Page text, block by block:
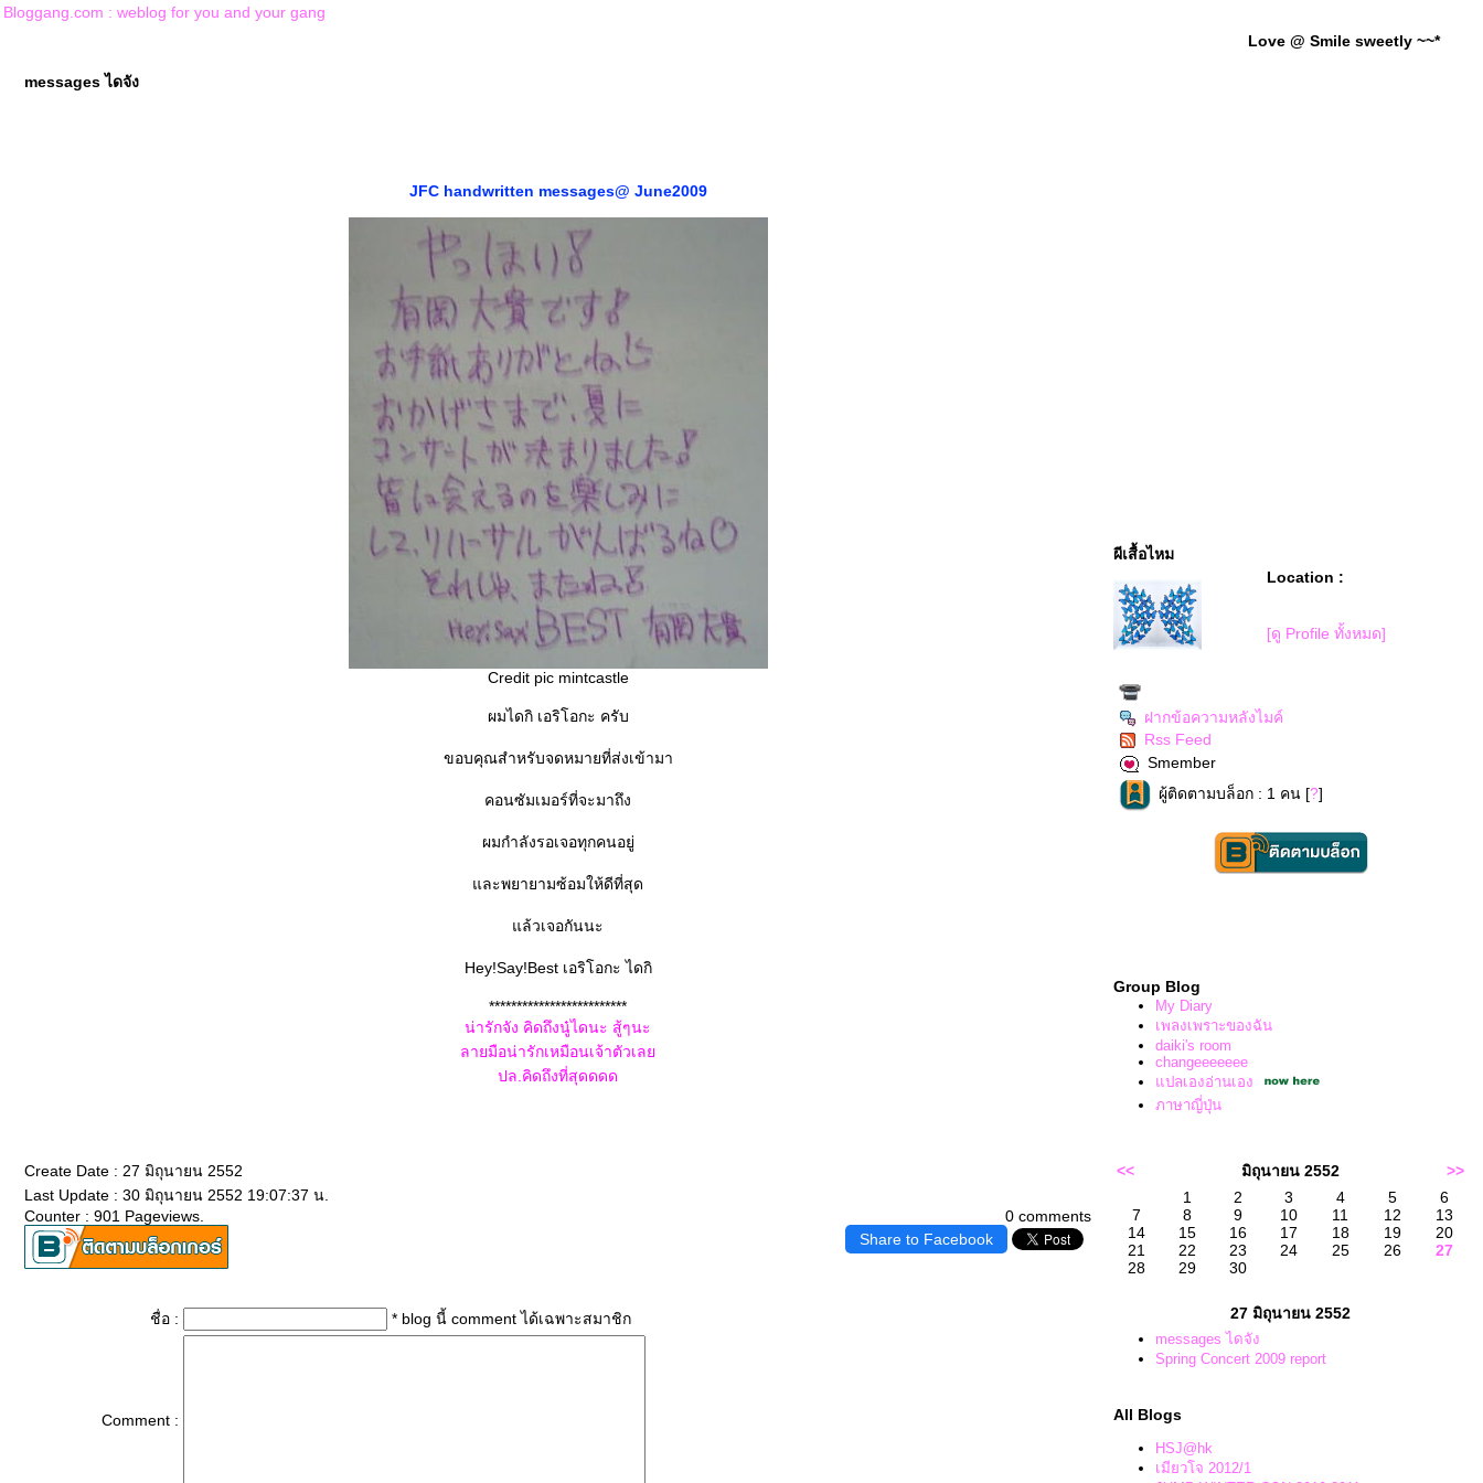
Bloggang.com : weblog for you and your gang
Love @ Smile sweetly ~~*
messages ไดจัง
JFC handwritten messages@ June2009
Credit pic mintcastle
ผมไดกิ เอริโอกะ ครับ
ขอบคุณสำหรับจดหมายที่ส่งเข้ามา
คอนซัมเมอร์ที่จะมาถึง
ผมกำลังรอเจอทุกคนอยู่
ละพยายามซ้อมให้ดีที่สุด
ล้วเจอกันนะ
Hey!Say!Best เอริโอกะ ไดกิ
*************************
น่ารักจัง คิดถึงนู๋ไดนะ สู้ๆนะ
ลายมือน่ารักเหมือนเจ้าตัวเล
ปล.คิดถึงที่สุดดดด
Create Date : 27 มิถุนายน 2552
Last Update : 30 มิถุนายน 2552 19:07:37 น.
0 comments
Counter : 901 Pageviews.
Share to Facebook
ชื่อ : * blog นี้ comment ได้เฉพาะสมาชิก
Comment :
ผีเสื้อไหม
Location :
[ดู Profile ทั้งหมด]
ฝากข้อความหลังไมค์
Rss Feed
Smember
ผู้ติดตามบล็อก : 1 คน [?]
Group Blog
My Diary
เพลงเพราะของฉัน
daiki's room
changeeeeeee
ปลเองอ่านเอง
ภาษาญี่ปุ่น
<< มิถุนายน 2552
>>
1
2 3 4 5
6
7
8 9 10 11 12
13
14
15 16 17 18 19
20
21
22 23 24 25 26
27
28
29 30
27 มิถุนายน 2552
messages ไดจัง
Spring Concert 2009 report
All Blogs
HSJ@hk
เมียวโจ 2012/1